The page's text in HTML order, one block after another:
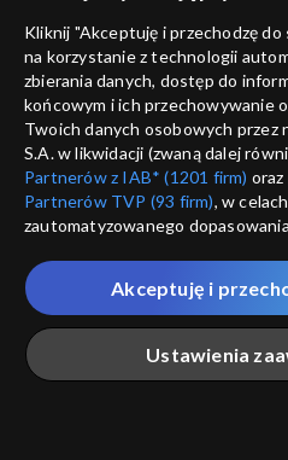
Trzeci punkt widzenia
31.01.2021
Trzeci punkt widzenia
17.01.2021
Kliknij "Akceptuję i przechodzę do
na korzystanie z technologii
zbierania danych, dostęp do
końcowym i ich przechowywanie
Twoich danych osobowych przez
S.A. w likwidacji (zwaną dalej
Partnerów z IAB* (1201 firm) oraz
Partnerów TVP (93 firm), w
zautomatyzowanego
które wskazujemy poniżej, a także
przez nas identyfikatora PPID do
Twoje dane osobowe zbierane
Ciebie naszych
poszczególnych
„Portalem”, w tym informacje
Ustawienia
Akceptuję i